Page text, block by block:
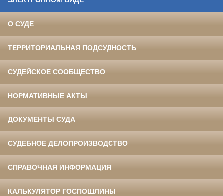
О СУДЕ
ТЕРРИТОРИАЛЬНАЯ ПОДСУДНОСТЬ
СУДЕЙСКОЕ СООБЩЕСТВО
НОРМАТИВНЫЕ АКТЫ
ДОКУМЕНТЫ СУДА
СУДЕБНОЕ ДЕЛОПРОИЗВОДСТВО
СПРАВОЧНАЯ ИНФОРМАЦИЯ
КАЛЬКУЛЯТОР ГОСПОШЛИНЫ